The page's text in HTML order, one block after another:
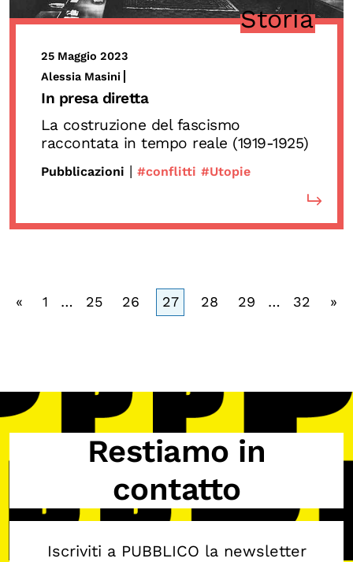
Storia
25 Maggio 2023
Alessia Masini
In presa diretta
La costruzione del fascismo
raccontata in tempo reale (1919-1925)
Pubblicazioni | #conflitti #Utopie
« 1 … 25 26 27 28 29 … 32 »
Restiamo in
contatto
Iscriviti a PUBBLICO la newsletter